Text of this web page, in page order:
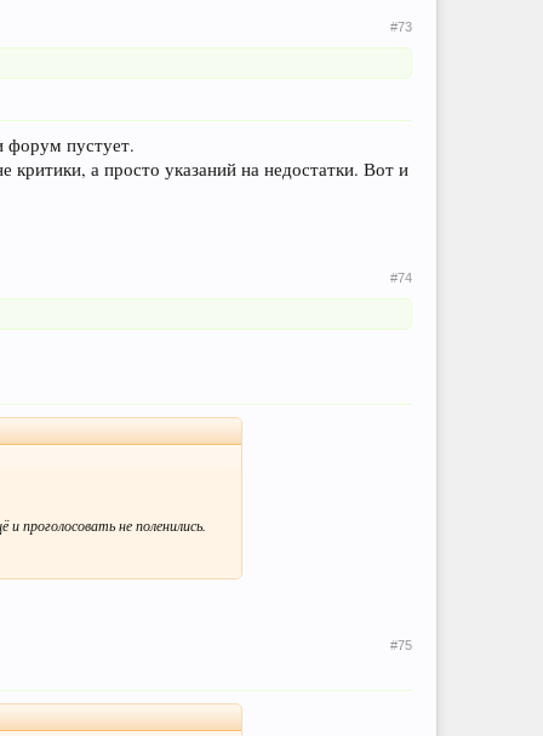
#73
форум пустует.
а просто указаний на недостатки. Вот и
#74
проголосовать не поленились.
#75